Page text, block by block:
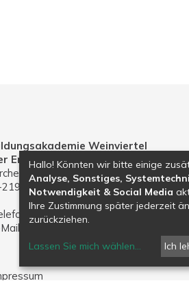
Weinviertel
Erzdiözese Wien
1
Gaweinstal
02574 30203
Hallo! Könnten wir bitte einige
Analyse, Sonstiges,
Notwendigkeit & Social Media
Ihre Zustimmung später jederzeit
zurückziehen.
Lassen Sie mich wählen... Ich